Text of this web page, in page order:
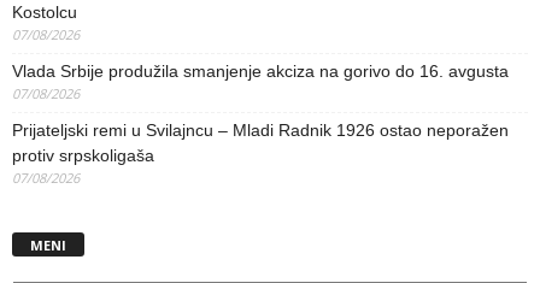
Kostolcu
07/08/2026
Vlada Srbije produžila smanjenje akciza na gorivo do 16. avgusta
07/08/2026
Prijateljski remi u Svilajncu – Mladi Radnik 1926 ostao neporažen
protiv srpskoligaša
07/08/2026
MENI